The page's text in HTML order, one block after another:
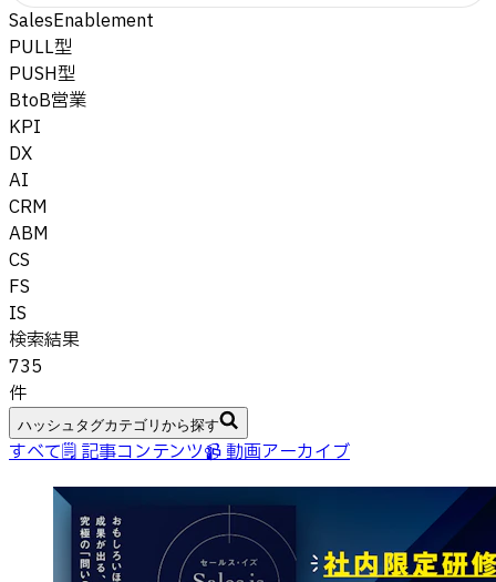
SalesEnablement
PULL型
PUSH型
BtoB営業
KPI
DX
AI
CRM
ABM
CS
FS
IS
検索結果
735
件
ハッシュタグカテゴリから探す
すべて🗒 記事コンテンツ📹 動画アーカイブ